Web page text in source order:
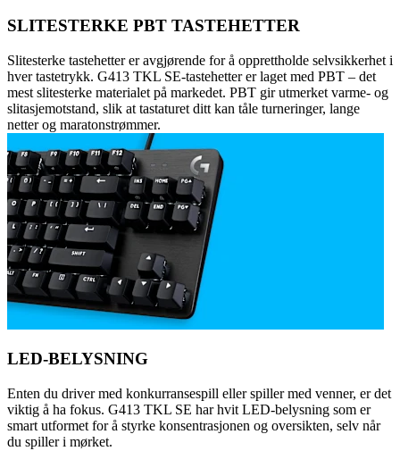
SLITESTERKE PBT TASTEHETTER
Slitesterke tastehetter er avgjørende for å opprettholde selvsikkerhet i
hver tastetrykk. G413 TKL SE-tastehetter er laget med PBT – det
mest slitesterke materialet på markedet. PBT gir utmerket varme- og
slitasjemotstand, slik at tastaturet ditt kan tåle turneringer, lange
netter og maratonstrømmer.
LED-BELYSNING
Enten du driver med konkurransespill eller spiller med venner, er det
viktig å ha fokus. G413 TKL SE har hvit LED-belysning som er
smart utformet for å styrke konsentrasjonen og oversikten, selv når
du spiller i mørket.